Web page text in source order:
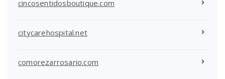
cincosentidosboutique.com
citycarehospital.net
comorezarrosario.com